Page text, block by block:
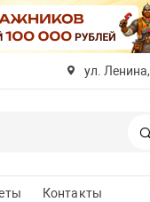
ул.
Контакты